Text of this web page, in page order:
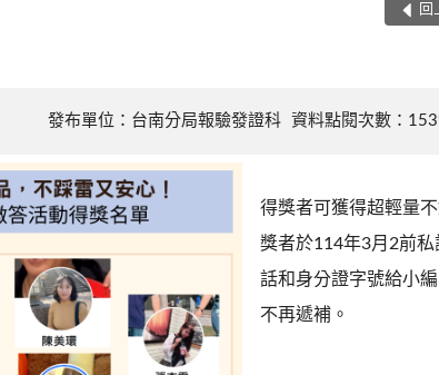
回
發布單位：台南分局報驗發證科 資料點閱次數：
得獎者可獲得超輕量
獎者於114年3月2前
話和身分證字號給小
不再遞補。